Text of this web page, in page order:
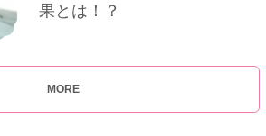
果とは！？
MORE